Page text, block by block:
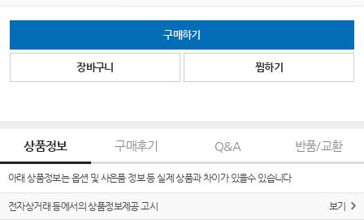
구매하기
장바구니 찜하기
상품정보 구매후기 Q&A 반품/교환
아래 상품정보는 옵션 및 사은품 정보 등 실제 상품과 차이가 있을수 있습니다
전자상거래 등에서의 상품정보제공 고시 보기